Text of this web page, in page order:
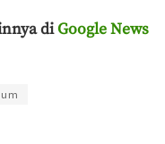
diGoogle News